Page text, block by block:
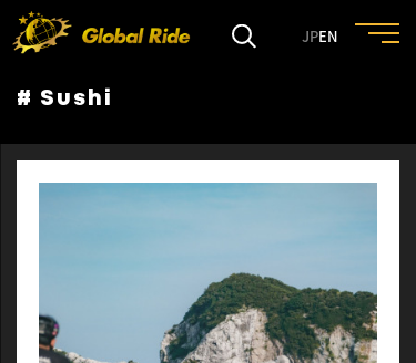
JPEN
FEATURE
CULTURE
# Sushi